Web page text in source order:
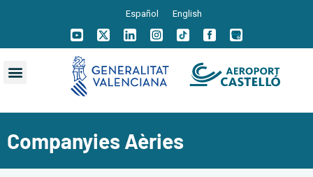
Español English
Companyies Aèries